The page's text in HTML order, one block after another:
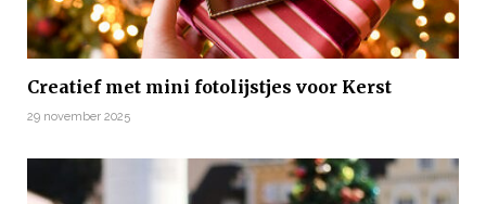
Creatief met mini fotolijstjes voor Kerst
29 november 2025